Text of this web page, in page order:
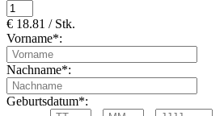
€ 18.81 / Stk.
Vorname*:
Nachname*:
Geburtsdatum*: